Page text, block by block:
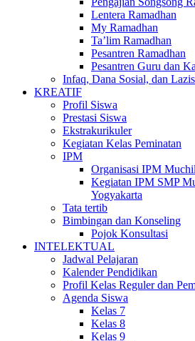
Lentera Ramadhan
My Ramadhan
Ta’lim Ramadhan
Pesantren Ramadhan
Pesantren Guru dan
Infaq, Dana Sosial, dan
KREATIF
Profil Siswa
Prestasi Siswa
Ekstrakurikuler
Kegiatan Kelas Peminatan
IPM
Organisasi IPM
Kegiatan IPM SMP
Yogyakarta
Tata tertib
Bimbingan dan Konseling
Pojok Konsultasi
INTELEKTUAL
Jadwal Pelajaran
Kalender Pendidikan
Profil Kelas Reguler dan
Agenda Siswa
Kelas 7
Kelas 8
Kelas 9